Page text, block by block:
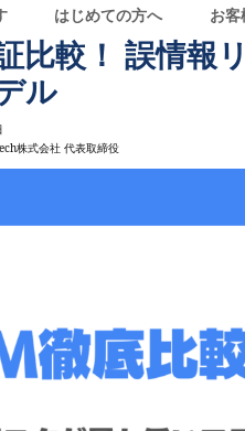
はじめての方へ お
Claude vs
比較！ 誤情報
ル
株式会社 代表取締役